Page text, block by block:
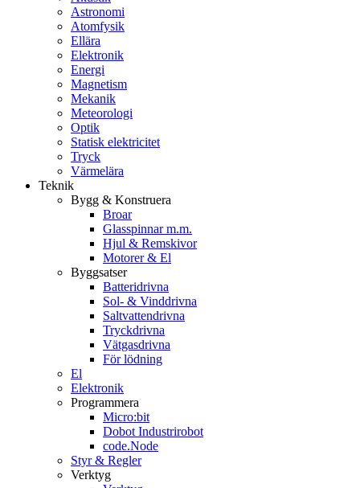
Astronomi
Atomfysik
Ellära
Elektronik
Energi
Magnetism
Mekanik
Meteorologi
Optik
Statisk elektricitet
Tryck
Värmelära
Teknik
Bygg & Konstruera
Broar
Glasspinnar m.m.
Hjul & Remskivor
Motorer & El
Byggsatser
Batteridrivna
Sol- & Vinddrivna
Saltvattendrivna
Tryckdrivna
Vätgasdrivna
För lödning
El
Elektronik
Programmera
Micro:bit
Dobot Industrirobot
code.Node
Styr & Regler
Verktyg